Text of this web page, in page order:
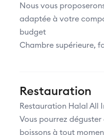
Nous vous
adaptée à votre
budget
Chambre supérieure,
Restauration
Restauration Halal All
Vous pourrez
boissons à tout